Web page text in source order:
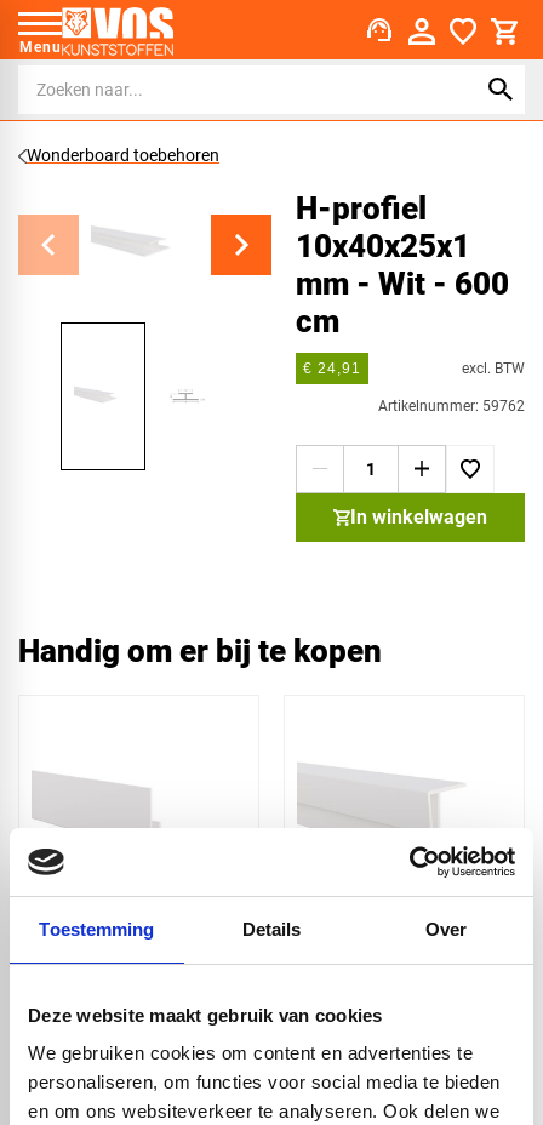
Toestemming Details Over
Deze website maakt gebruik van cookies
We gebruiken cookies om content en advertenties te
personaliseren, om functies voor social media te bieden
en om ons websiteverkeer te analyseren. Ook delen we
Menu support_agent
Wonderboard toebehoren
H-profiel
10x40x25x1
mm - Wit - 600
cm
€ 24,91 excl. BTW
Artikelnummer: 59762
In winkelwagen
Handig om er bij te kopen
Ronde
binnenhoekprofiel
Wit - 300 cm
Buitenhoekprofiel 2,3
mm inwendig - Wit -